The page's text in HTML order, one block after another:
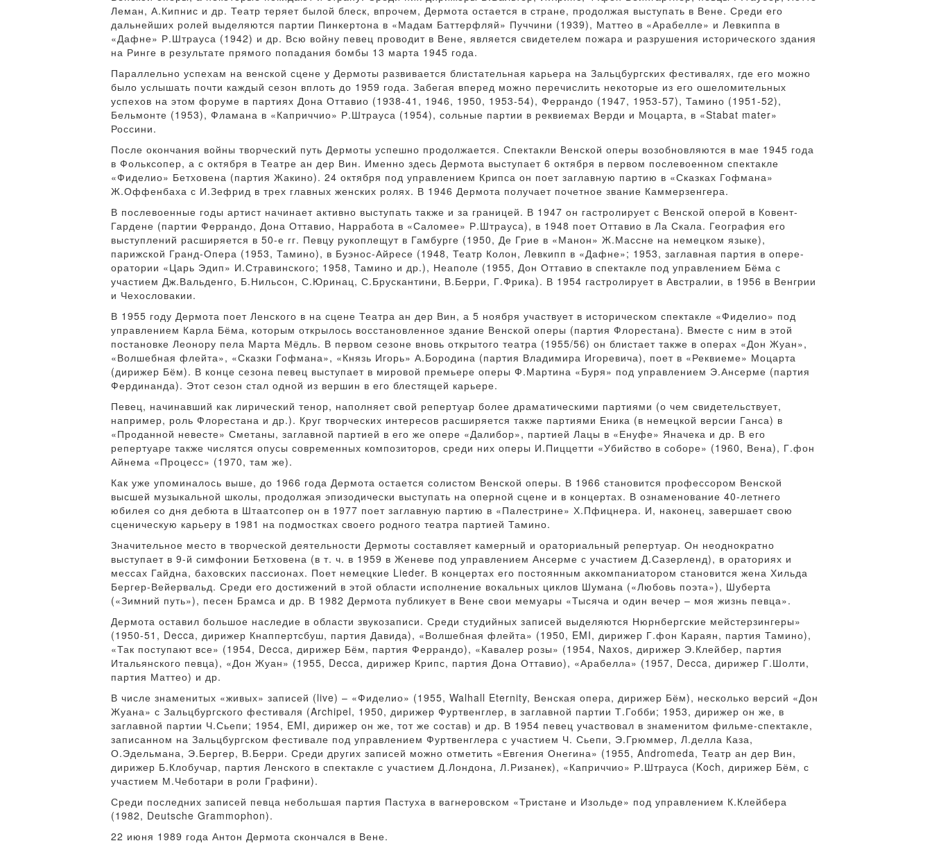
Леман, А.Кипнис и др. Театр теряет былой блеск, впрочем, Дермота остается в стране, продолжая выступать в Вене. Среди его
дальнейших ролей выделяются партии Пинкертона в «Мадам Баттерфляй» Пуччини (1939), Маттео в «Арабелле» и Левкиппа в
«Дафне» Р.Штрауса (1942) и др. Всю войну певец проводит в Вене, является свидетелем пожара и разрушения исторического здания
на Ринге в результате прямого попадания бомбы 13 марта 1945 года.
Параллельно успехам на венской сцене у Дермоты развивается блистательная карьера на Зальцбургских фестивалях, где его можно
было услышать почти каждый сезон вплоть до 1959 года. Забегая вперед можно перечислить некоторые из его ошеломительных
успехов на этом форуме в партиях Дона Оттавио (1938-41, 1946, 1950, 1953-54), Феррандо (1947, 1953-57), Тамино (1951-52),
Бельмонте (1953), Фламана в «Каприччио» Р.Штрауса (1954), сольные партии в реквиемах Верди и Моцарта, в «Stabat mater»
Россини.
После окончания войны творческий путь Дермоты успешно продолжается. Спектакли Венской оперы возобновляются в мае 1945 года
в Фольксопер, а с октября в Театре ан дер Вин. Именно здесь Дермота выступает 6 октября в первом послевоенном спектакле
«Фиделио» Бетховена (партия Жакино). 24 октября под управлением Крипса он поет заглавную партию в «Сказках Гофмана»
Ж.Оффенбаха с И.Зефрид в трех главных женских ролях. В 1946 Дермота получает почетное звание Каммерзенгера.
В послевоенные годы артист начинает активно выступать также и за границей. В 1947 он гастролирует с Венской оперой в Ковент-
Гардене (партии Феррандо, Дона Оттавио, Нарработа в «Саломее» Р.Штрауса), в 1948 поет Оттавио в Ла Скала. География его
выступлений расширяется в 50-е гг. Певцу рукоплещут в Гамбурге (1950, Де Грие в «Манон» Ж.Массне на немецком языке),
парижской Гранд-Опера (1953, Тамино), в Буэнос-Айресе (1948, Театр Колон, Левкипп в «Дафне»; 1953, заглавная партия в опере-
оратории «Царь Эдип» И.Стравинского; 1958, Тамино и др.), Неаполе (1955, Дон Оттавио в спектакле под управлением Бёма с
участием Дж.Вальденго, Б.Нильсон, С.Юринац, С.Брускантини, В.Берри, Г.Фрика). В 1954 гастролирует в Австралии, в 1956 в Венгрии
и Чехословакии.
В 1955 году Дермота поет Ленского в на сцене Театра ан дер Вин, а 5 ноября участвует в историческом спектакле «Фиделио» под
управлением Карла Бёма, которым открылось восстановленное здание Венской оперы (партия Флорестана). Вместе с ним в этой
постановке Леонору пела Марта Мёдль. В первом сезоне вновь открытого театра (1955/56) он блистает также в операх «Дон Жуан»,
«Волшебная флейта», «Сказки Гофмана», «Князь Игорь» А.Бородина (партия Владимира Игоревича), поет в «Реквиеме» Моцарта
(дирижер Бём). В конце сезона певец выступает в мировой премьере оперы Ф.Мартина «Буря» под управлением Э.Ансерме (партия
Фердинанда). Этот сезон стал одной из вершин в его блестящей карьере.
Певец, начинавший как лирический тенор, наполняет свой репертуар более драматическими партиями (о чем свидетельствует,
например, роль Флорестана и др.). Круг творческих интересов расширяется также партиями Еника (в немецкой версии Ганса) в
«Проданной невесте» Сметаны, заглавной партией в его же опере «Далибор», партией Лацы в «Енуфе» Яначека и др. В его
репертуаре также числятся опусы современных композиторов, среди них оперы И.Пиццетти «Убийство в соборе» (1960, Вена), Г.фон
Айнема «Процесс» (1970, там же).
Как уже упоминалось выше, до 1966 года Дермота остается солистом Венской оперы. В 1966 становится профессором Венской
высшей музыкальной школы, продолжая эпизодически выступать на оперной сцене и в концертах. В ознаменование 40-летнего
юбилея со дня дебюта в Штаатсопер он в 1977 поет заглавную партию в «Палестрине» Х.Пфицнера. И, наконец, завершает свою
сценическую карьеру в 1981 на подмостках своего родного театра партией Тамино.
Значительное место в творческой деятельности Дермоты составляет камерный и ораториальный репертуар. Он неоднократно
выступает в 9-й симфонии Бетховена (в т. ч. в 1959 в Женеве под управлением Ансерме с участием Д.Сазерленд), в ораториях и
мессах Гайдна, баховских пассионах. Поет немецкие Lieder. В концертах его постоянным аккомпаниатором становится жена Хильда
Бергер-Вейервальд. Среди его достижений в этой области исполнение вокальных циклов Шумана («Любовь поэта»), Шуберта
(«Зимний путь»), песен Брамса и др. В 1982 Дермота публикует в Вене свои мемуары «Тысяча и один вечер – моя жизнь певца».
Дермота оставил большое наследие в области звукозаписи. Среди студийных записей выделяются Нюрнбергские мейстерзингеры»
(1950-51, Decca, дирижер Кнаппертсбуш, партия Давида), «Волшебная флейта» (1950, EMI, дирижер Г.фон Караян, партия Тамино),
«Так поступают все» (1954, Decca, дирижер Бём, партия Феррандо), «Кавалер розы» (1954, Naxos, дирижер Э.Клейбер, партия
Итальянского певца), «Дон Жуан» (1955, Decca, дирижер Крипс, партия Дона Оттавио), «Арабелла» (1957, Decca, дирижер Г.Шолти,
партия Маттео) и др.
В числе знаменитых «живых» записей (live) – «Фиделио» (1955, Walhall Eternity, Венская опера, дирижер Бём), несколько версий «Дон
Жуана» с Зальцбургского фестиваля (Archipel, 1950, дирижер Фуртвенглер, в заглавной партии Т.Гобби; 1953, дирижер он же, в
заглавной партии Ч.Сьепи; 1954, EMI, дирижер он же, тот же состав) и др. В 1954 певец участвовал в знаменитом фильме-спектакле,
записанном на Зальцбургском фестивале под управлением Фуртвенглера с участием Ч. Сьепи, Э.Грюммер, Л.делла Каза,
О.Эдельмана, Э.Бергер, В.Берри. Среди других записей можно отметить «Евгения Онегина» (1955, Andromeda, Театр ан дер Вин,
дирижер Б.Клобучар, партия Ленского в спектакле с участием Д.Лондона, Л.Ризанек), «Каприччио» Р.Штрауса (Koch, дирижер Бём, с
участием М.Чеботари в роли Графини).
Среди последних записей певца небольшая партия Пастуха в вагнеровском «Тристане и Изольде» под управлением К.Клейбера
(1982, Deutsche Grammophon).
22 июня 1989 года Антон Дермота скончался в Вене.